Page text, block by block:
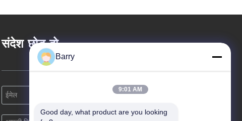
फ्री
मिली ओईएम
संदेश छोड़ दो
Barry
9:01 AM
Good day, what product are you looking